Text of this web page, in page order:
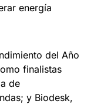
energía
del Año
finalistas
de
y Biodesk,